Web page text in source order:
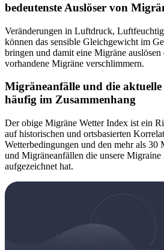
bedeutenste Auslöser von
Veränderungen in Luftdruck,
können das sensible Gleichgewicht im
bringen und damit eine Migräne auslösen
vorhandene Migräne verschlimmern.
Migräneanfälle und die aktuelle
häufig im Zusammenhang
Der obige Migräne Wetter Index ist ein
auf historischen und ortsbasierten
Wetterbedingungen und den mehr als
und Migräneanfällen die unsere
aufgezeichnet hat.